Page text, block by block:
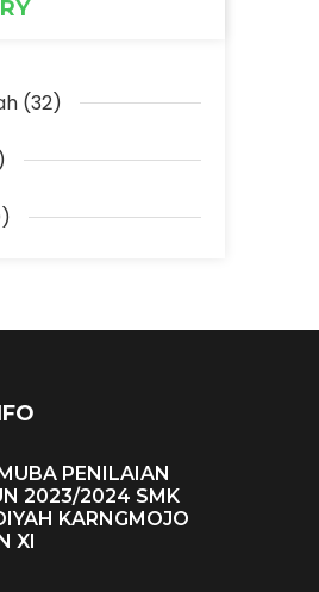
(32)
PENILAIAN
2023/2024 SMK
KARNGMOJO
XI